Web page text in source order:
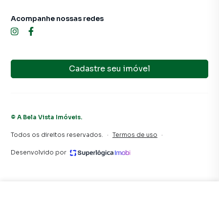
Cadastre seu imóvel
Acompanhe nossas redes
© A Bela Vista Imóveis.
Todos os direitos reservados. · Termos de uso ·
Desenvolvido por